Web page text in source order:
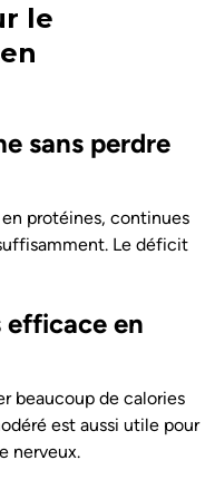
le
sans perdre
protéines, continues
Le déficit
efficace en
beaucoup de calories
est aussi utile pour
nerveux.